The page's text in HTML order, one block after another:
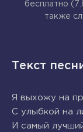
бесплатно
также
Текст
Я выхожу на
С улыбкой на
И самый